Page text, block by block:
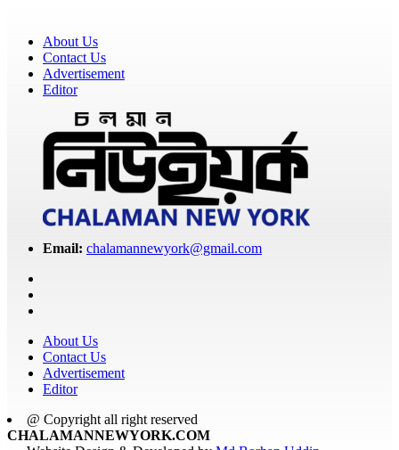
About Us
Contact Us
Advertisement
Editor
Email: chalamannewyork@gmail.com
About Us
Contact Us
Advertisement
Editor
@ Copyright all right reserved
CHALAMANNEWYORK.COM